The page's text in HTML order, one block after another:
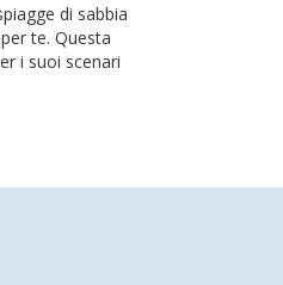
di sabbia
te. Questa
i suoi scenari